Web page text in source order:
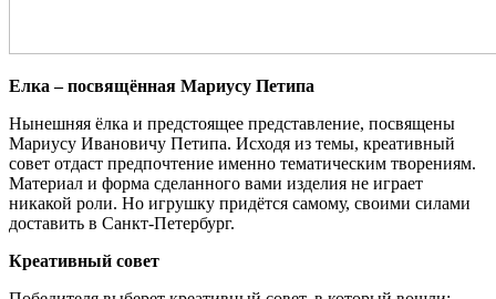
Елка – посвящённая Мариусу Петипа
Нынешняя ёлка и предстоящее представление, посвящены
Мариусу Ивановичу Петипа. Исходя из темы, креативный
совет отдаст предпочтение именно тематическим творениям.
Материал и форма сделанного вами изделия не играет
никакой роли. Но игрушку придётся самому, своими силами
доставить в Санкт-Петербург.
Креативный совет